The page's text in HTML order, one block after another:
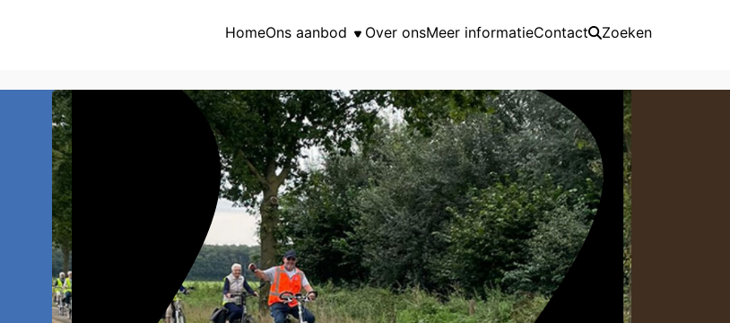
HomeOns aanbod
Activiteitenkalender
Eetpunt
Nieuws
Jaarkalender 2026
Over onsMeer informatieContact Zoeken